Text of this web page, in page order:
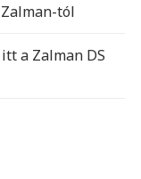
tól
a Zalman DS